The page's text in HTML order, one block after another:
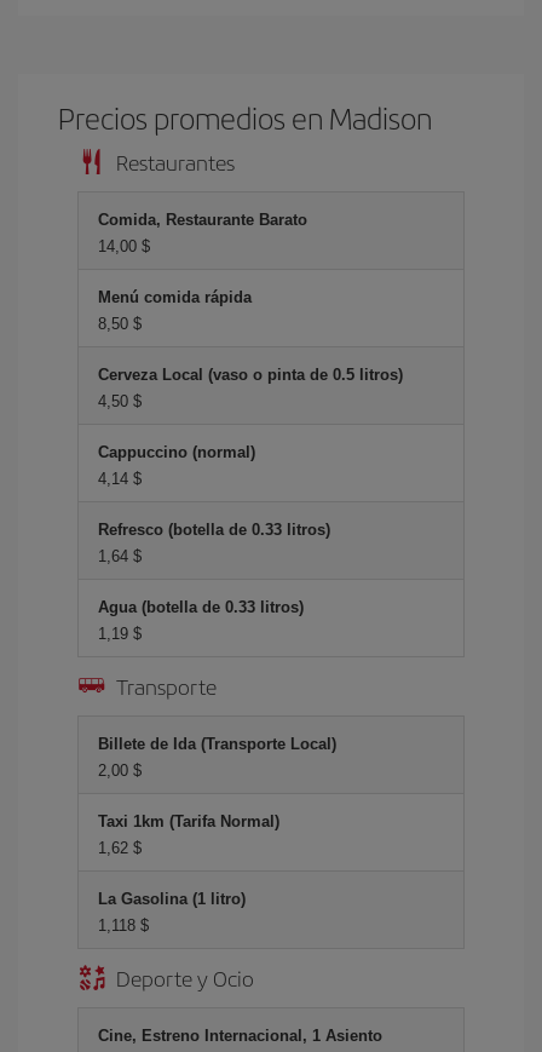
Precios promedios en Madison
Restaurantes
Comida, Restaurante Barato
14,00 $
Menú comida rápida
8,50 $
Cerveza Local (vaso o pinta de 0.5 litros)
4,50 $
Cappuccino (normal)
4,14 $
Refresco (botella de 0.33 litros)
1,64 $
Agua (botella de 0.33 litros)
1,19 $
Transporte
Billete de Ida (Transporte Local)
2,00 $
Taxi 1km (Tarifa Normal)
1,62 $
La Gasolina (1 litro)
1,118 $
Deporte y Ocio
Cine, Estreno Internacional, 1 Asiento